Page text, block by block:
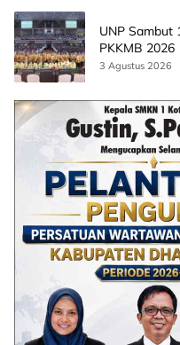
UNP Sambut
PKKMB 2026
3 Agustus 2026